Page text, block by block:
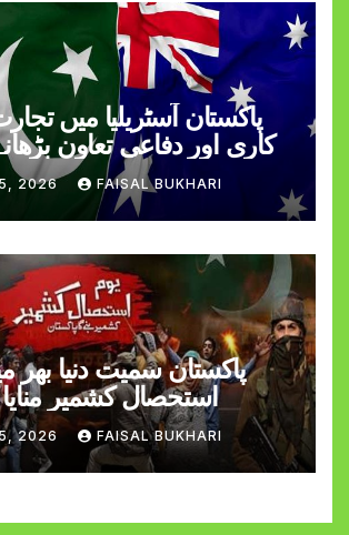
پاکستان آسٹریلیا میں
کاری اور دفاعی تعاون
5, 2026 FAISAL BUKHARI
پاکستان سمیت دنیا بھر
استحصالِ کشمیر
2026 FAISAL BUKHARI